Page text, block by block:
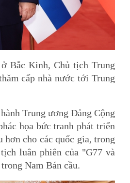
Bắc Kinh, Chủ tịch Trung
cấp nhà nước tới Trung
Trung ương Đảng Cộng
họa bức tranh phát triển
cho các quốc gia, trong
luân phiên của "G77 và
Nam Bán cầu.